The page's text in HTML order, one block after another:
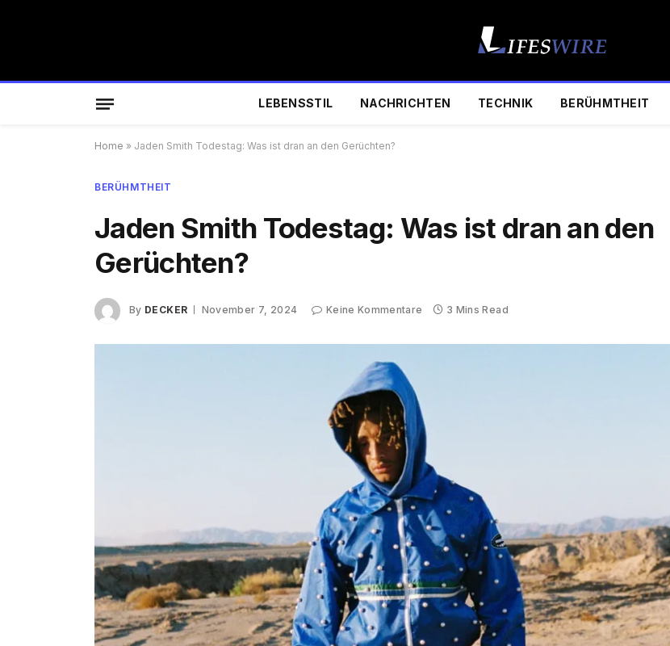
LEBENSSTIL NACHRICHTEN TECHNIK BERÜHMTHEIT
Home » Jaden Smith Todestag: Was ist dran an den Gerüchten?
BERÜHMTHEIT
Jaden Smith Todestag: Was ist dran an den
Gerüchten?
By DECKER November 7, 2024 Keine Kommentare 3 Mins Read